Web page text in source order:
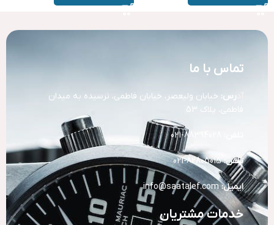
تماس با ما
رس: خیابان ولیعصر، خیابان فاطمی، نرسیده به میدان
فاطمی، پلاک 53
تلفن:82805015-021
ایمیل: info@saatalef.com
خدمات مشتریان